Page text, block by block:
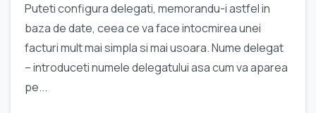
Puteti configura delegati, memorandu-i astfel in
baza de date, ceea ce va face intocmirea unei
facturi mult mai simpla si mai usoara. Nume delegat
– introduceti numele delegatului asa cum va aparea
pe...